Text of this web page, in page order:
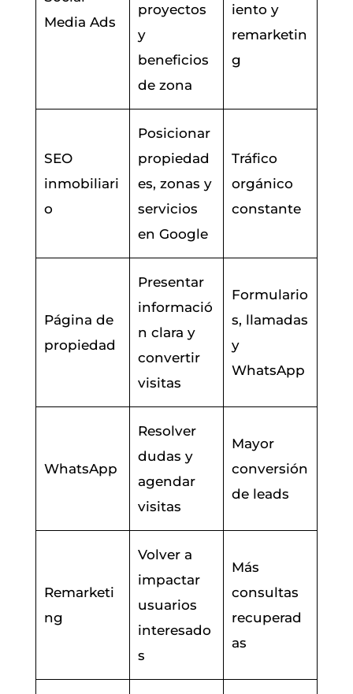
Media Ads
proyectos
y
beneficios
de zona
iento y
remarketin
g
SEO
inmobiliari
o
Posicionar
propiedad
es, zonas y
servicios
en Google
Tráfico
orgánico
constante
Página de
propiedad
Presentar
informació
n clara y
convertir
visitas
Formulario
s, llamadas
y
WhatsApp
WhatsApp
Resolver
dudas y
agendar
visitas
Mayor
conversión
de leads
Remarketi
ng
Volver a
impactar
usuarios
interesado
s
Más
consultas
recuperad
as